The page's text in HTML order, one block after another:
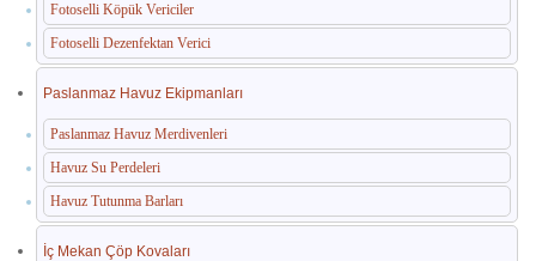
Fotoselli Köpük Vericiler
Fotoselli Dezenfektan Verici
Paslanmaz Havuz Ekipmanları
Paslanmaz Havuz Merdivenleri
Havuz Su Perdeleri
Havuz Tutunma Barları
İç Mekan Çöp Kovaları